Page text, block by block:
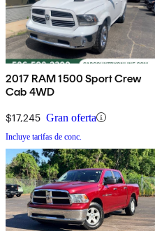
2017 RAM 1500 Sport Crew
Cab 4WD
$17,245 Gran oferta
Incluye tarifas de conc.